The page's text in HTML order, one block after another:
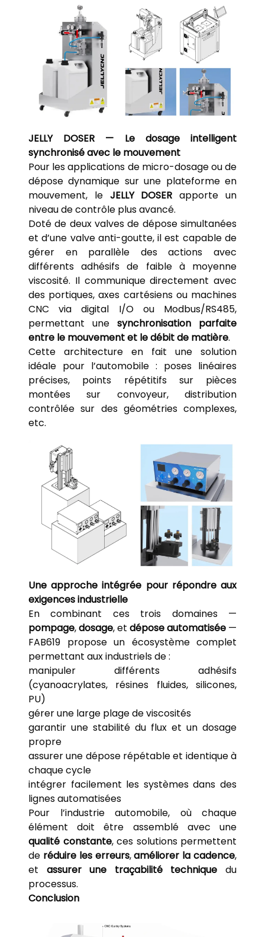
JELLY DOSER — Le dosage intelligent
synchronisé avec le mouvement
Pour les applications de micro-dosage ou de
dépose dynamique sur une plateforme en
mouvement, le JELLY DOSER apporte un
niveau de contrôle plus avancé.
Doté de deux valves de dépose simultanées
et d’une valve anti-goutte, il est capable de
gérer en parallèle des actions avec
différents adhésifs de faible à moyenne
viscosité. Il communique directement avec
des portiques, axes cartésiens ou machines
CNC via digital I/O ou Modbus/RS485,
permettant une synchronisation parfaite
entre le mouvement et le débit de matière.
Cette architecture en fait une solution
idéale pour l’automobile : poses linéaires
précises, points répétitifs sur pièces
montées sur convoyeur, distribution
contrôlée sur des géométries complexes,
etc.
Une approche intégrée pour répondre aux
exigences industrielle
En combinant ces trois domaines —
pompage,dosage, et dépose automatisée —
FAB619 propose un écosystème complet
permettant aux industriels de :
manipuler différents adhésifs
(cyanoacrylates, résines fluides, silicones,
PU)
gérer une large plage de viscosités
garantir une stabilité du flux et un dosage
propre
assurer une dépose répétable et identique à
chaque cycle
intégrer facilement les systèmes dans des
lignes automatisées
Pour l’industrie automobile, où chaque
élément doit être assemblé avec une
qualité constante, ces solutions permettent
de réduire les erreurs,améliorer la cadence,
et assurer une traçabilité technique du
processus.
Conclusion